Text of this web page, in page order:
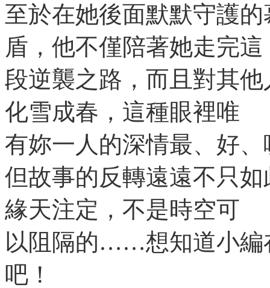
至於在她後面默默守護
盾，他不僅陪著她走完這
段逆襲之路，而且對其
化雪成春，這種眼裡唯
有妳一人的深情最、好
但故事的反轉遠遠不只
緣天注定，不是時空可
以阻隔的……想知道小編
吧！